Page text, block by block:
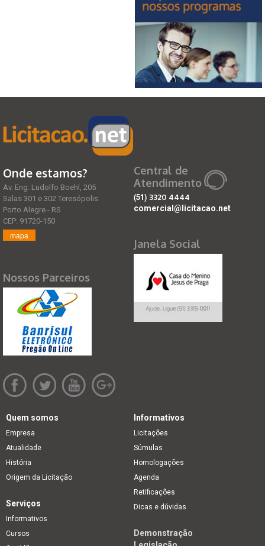
Onde estamos?
Av. Eng. Ludolfo Boehl, 205
Salas 301 e 302 Teresópolis
Porto Alegre - RS
CEP: 91720-150
mapa
Nossos Parceiros
Central de
Atendimento
(51) 3320 4444
comercial@licitacao.net
Janela Social
Quem somos
Empresa
Atualidade
História
Origem da Licitação
Informativos
Licitações
Súmulas
Homologações
Agenda
Retificações
Dicas e dúvidas
Serviços
Informativos
Cursos
Demonstração